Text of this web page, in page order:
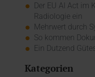
Der EU AI Act im
Radiologie ein
Mehrwert durch
So kommen
Ein Dutzend
Kategorien